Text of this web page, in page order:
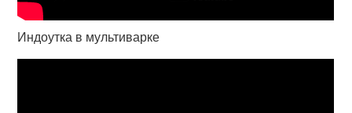
Индоутка в мультиварке